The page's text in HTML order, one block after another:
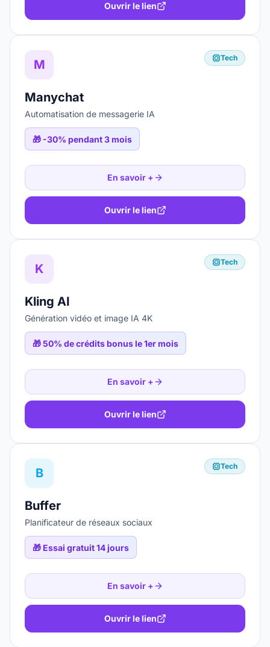
Ouvrir le lien
M Tech
Manychat
Automatisation de messagerie IA
🎁 -30% pendant 3 mois
En savoir +
Ouvrir le lien
K Tech
Kling AI
Génération vidéo et image IA 4K
🎁50% de crédits bonus le 1er mois
En savoir +
Ouvrir le lien
B Tech
Buffer
Planificateur de réseaux sociaux
🎁 Essai gratuit 14 jours
En savoir +
Ouvrir le lien